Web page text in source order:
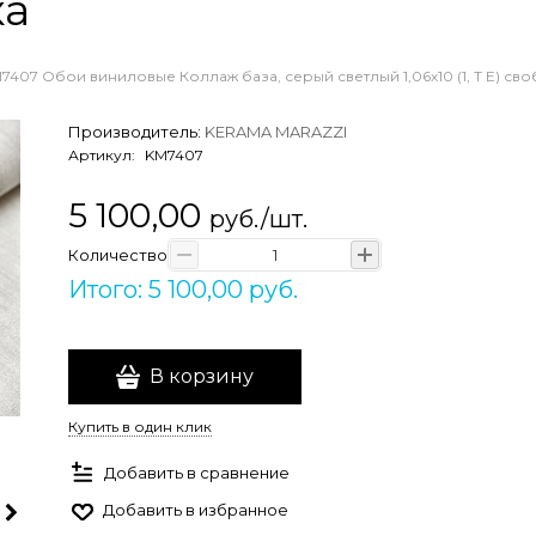
Обои виниловые Коллаж база, серый светлый 1,06х10 (1, Т E)
Производитель: KERAMA MARAZZI
Артикул: KM7407
5 100,00 руб./шт.
Количество
Итого: 5 100,00 руб.
В корзину
Купить в один клик
Добавить в сравнение
Добавить в избранное